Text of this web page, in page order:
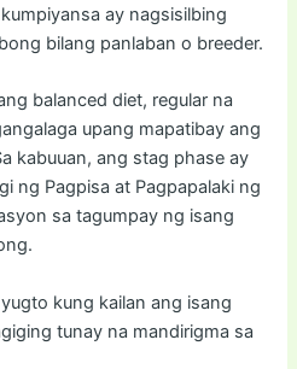
ay nagsisilbing
bilang panlaban o breeder.
balanced diet, regular na
upang mapatibay ang
kabuuan, ang stag phase ay
ng Pagpisa at Pagpapalaki ng
sa tagumpay ng isang
kung kailan ang isang
tunay na mandirigma sa